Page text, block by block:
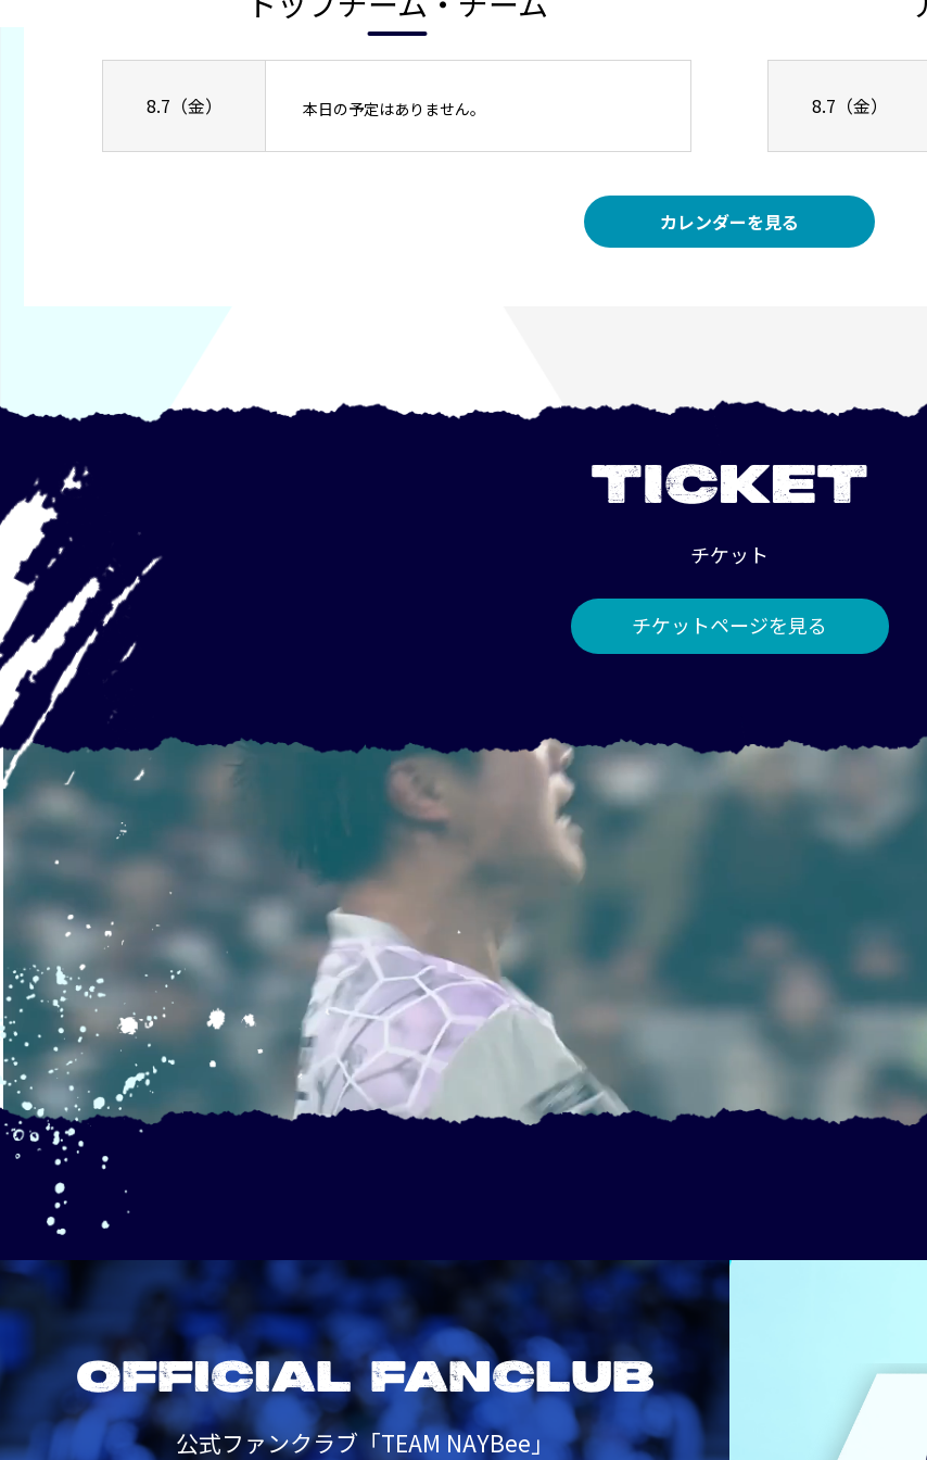
8.7（金） 本日の予定はありません。 8.7（金）
カレンダーを見る
TICKET
チケット
チケットページを見る
OFFICIAL FANCLUB
公式ファンクラブ「TEAM NAYBee」